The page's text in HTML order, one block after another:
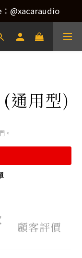
@xacaraudio
@xacaraudio
！
@xacaraudio
通用型)
。
顧客評價